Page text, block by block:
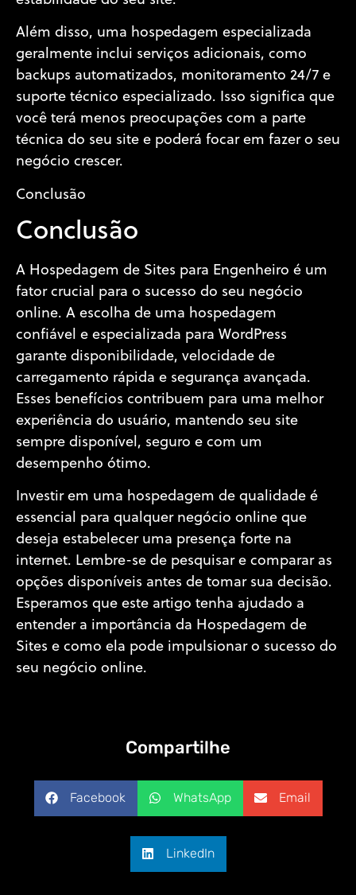
Além disso, uma hospedagem especializada
geralmente inclui serviços adicionais, como
backups automatizados, monitoramento 24/7 e
suporte técnico especializado. Isso significa que
você terá menos preocupações com a parte
técnica do seu site e poderá focar em fazer o seu
negócio crescer.
Conclusão
Conclusão
A Hospedagem de Sites para Engenheiro é um
fator crucial para o sucesso do seu negócio
online. A escolha de uma hospedagem
confiável e especializada para WordPress
garante disponibilidade, velocidade de
carregamento rápida e segurança avançada.
Esses benefícios contribuem para uma melhor
experiência do usuário, mantendo seu site
sempre disponível, seguro e com um
desempenho ótimo.
Investir em uma hospedagem de qualidade é
essencial para qualquer negócio online que
deseja estabelecer uma presença forte na
internet. Lembre-se de pesquisar e comparar as
opções disponíveis antes de tomar sua decisão.
Esperamos que este artigo tenha ajudado a
entender a importância da Hospedagem de
Sites e como ela pode impulsionar o sucesso do
seu negócio online.
Compartilhe
Facebook WhatsApp Email
LinkedIn